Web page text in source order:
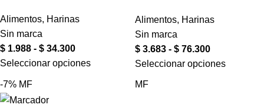
Alimentos, Harinas
Sin marca
$ 1.988 - $ 34.300
Seleccionar opciones
Alimentos, Harinas
Sin marca
$ 3.683 - $ 76.300
Seleccionar opciones
-7% MF MF